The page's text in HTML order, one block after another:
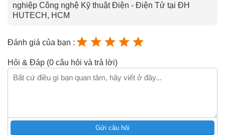
nghiệp Công nghệ Kỹ thuật Điện - Điện Tử tại ĐH
HUTECH, HCM
Đánh giá của bạn :
Hỏi & Đáp (0 câu hỏi và trả lời)
Gửi câu hỏi